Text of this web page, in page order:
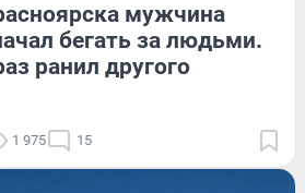
мужчина
бегать за людьми.
ранил другого
1 975 15